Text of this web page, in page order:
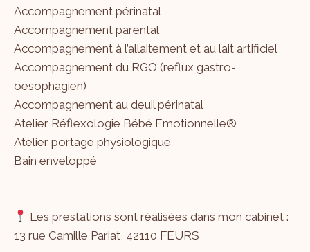
Accompagnement périnatal
Accompagnement parental
Accompagnement à l’allaitement et au lait artificiel
Accompagnement du RGO (reflux gastro-
oesophagien)
Accompagnement au deuil périnatal
Atelier Réflexologie Bébé Emotionnelle®
Atelier portage physiologique
Bain enveloppé
Les prestations sont réalisées dans mon cabinet :
13 rue Camille Pariat, 42110 FEURS